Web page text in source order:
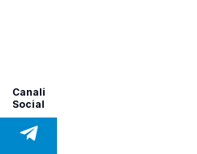
Canali
Social